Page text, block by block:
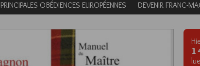
PRINCIPALES OBÉDIENCES EUROPÉENNES DEVENIR FRANC-
1